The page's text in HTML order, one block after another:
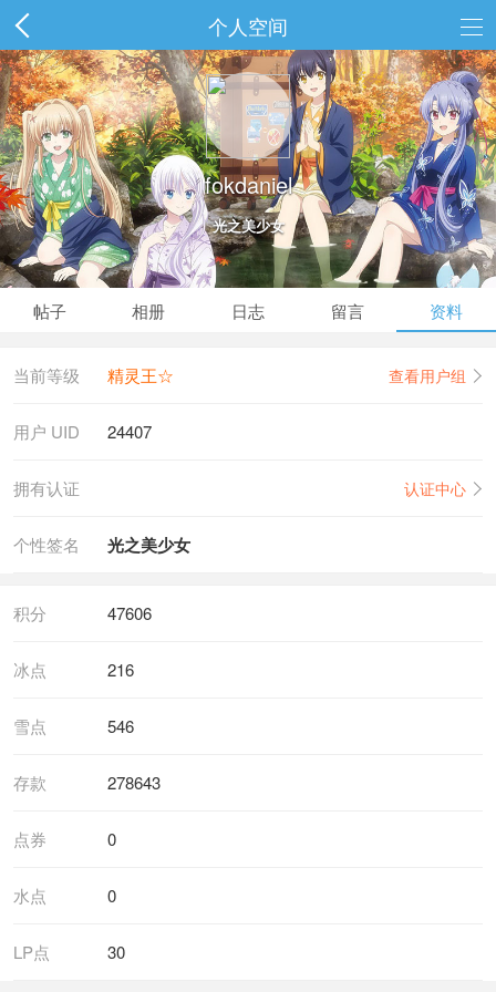
个人空间
fokdaniel
光之美少女
帖子 相册 日志 留言 资料
当前等级 精灵王☆ 查看用户组
用户 UID 24407
拥有认证 认证中心
个性签名 光之美少女
积分 47606
冰点 216
雪点 546
存款 278643
点券 0
水点 0
LP点 30